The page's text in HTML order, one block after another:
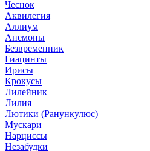
Чеснок
Аквилегия
Аллиум
Анемоны
Безвременник
Гиацинты
Ирисы
Крокусы
Лилейник
Лилия
Лютики (Ранункулюс)
Мускари
Нарцисcы
Незабудки